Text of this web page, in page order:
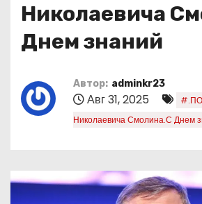
Николаевича
Днем знаний
Автор: adminkr23
Авг 31, 2025
Николаевича Смолина.С Днем